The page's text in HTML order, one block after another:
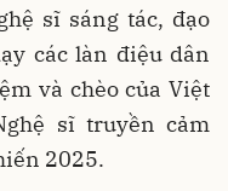
sĩ sáng tác, đạo
các làn điệu dân
và chèo của Việt
sĩ truyền cảm
2025.